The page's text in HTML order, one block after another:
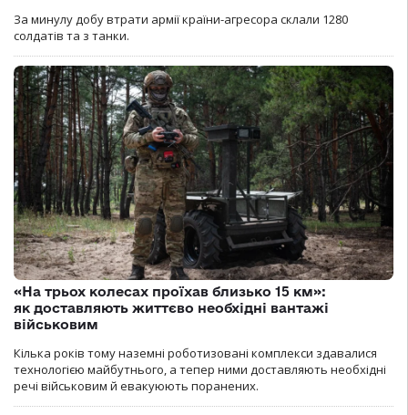
За минулу добу втрати армії країни-агресора склали 1280
солдатів та з танки.
«На трьох колесах проїхав близько 15 км»:
як доставляють життєво необхідні вантажі
військовим
Кілька років тому наземні роботизовані комплекси здавалися
технологією майбутнього, а тепер ними доставляють необхідні
речі військовим й евакуюють поранених.